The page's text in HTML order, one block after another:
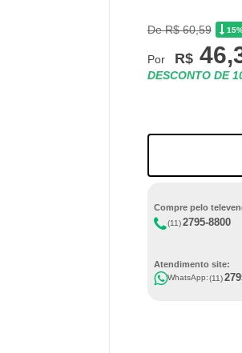
De R$ 60,59
Por R$
DESCONTO DE
Compre pelo
(11) 2795-8800
Atendimento site:
WhatsApp:(11)